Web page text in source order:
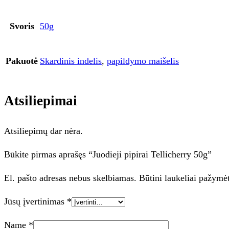
Svoris 50g
Pakuotė Skardinis indelis, papildymo maišelis
Atsiliepimai
Atsiliepimų dar nėra.
Būkite pirmas aprašęs “Juodieji pipirai Tellicherry 50g”
El. pašto adresas nebus skelbiamas. Būtini laukeliai
Jūsų įvertinimas *
Name *